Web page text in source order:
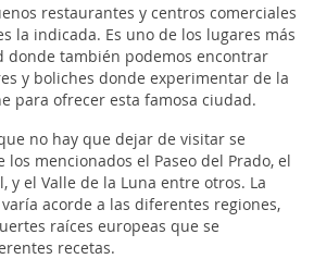
restaurantes y centros comerciales
la indicada. Es uno de los lugares más
donde también podemos encontrar
y boliches donde experimentar de la
para ofrecer esta famosa ciudad.
no hay que dejar de visitar se
mencionados el Paseo del Prado, el
y el Valle de la Luna entre otros. La
acorde a las diferentes regiones,
raíces europeas que se
recetas.